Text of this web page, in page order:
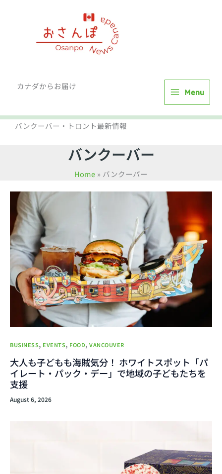
カナダからお届け
Menu
バンクーバー・トロント最新情報
バンクーバー
Home バンクーバー
BUSINESS, EVENTS, FOOD, VANCOUVER
大人も子どもも海賊気分！ ホワイトスポット「パ
イレート・パック・デー」で地域の子どもたちを
支援
August 6, 2026